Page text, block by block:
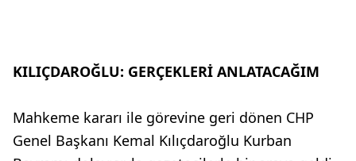
KILIÇDAROĞLU: GERÇEKLERİ ANLATACAĞIM
Mahkeme kararı ile görevine geri dönen CHP
Genel Başkanı Kemal Kılıçdaroğlu Kurban